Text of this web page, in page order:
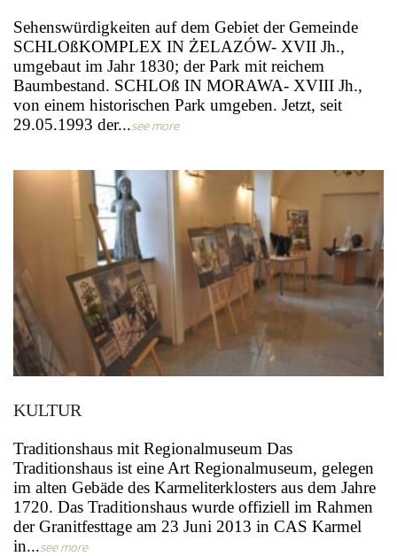
Sehenswürdigkeiten auf dem Gebiet der Gemeinde
SCHLOßKOMPLEX IN ŻELAZÓW- XVII Jh.,
umgebaut im Jahr 1830; der Park mit reichem
Baumbestand. SCHLOß IN MORAWA- XVIII Jh.,
von einem historischen Park umgeben. Jetzt, seit
29.05.1993 der...see more
KULTUR
Traditionshaus mit Regionalmuseum Das
Traditionshaus ist eine Art Regionalmuseum, gelegen
im alten Gebäde des Karmeliterklosters aus dem Jahre
1720. Das Traditionshaus wurde offiziell im Rahmen
der Granitfesttage am 23 Juni 2013 in CAS Karmel
in...see more